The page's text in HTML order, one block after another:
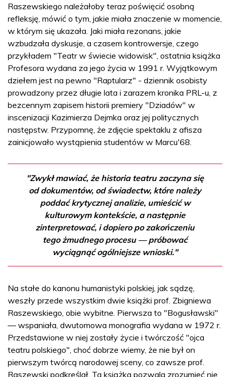
Raszewskiego należałoby teraz poświęcić osobną
refleksję, mówić o tym, jakie miała znaczenie w momencie,
w którym się ukazała. Jaki miała rezonans, jakie
wzbudzała dyskusje, a czasem kontrowersje, czego
przykładem "Teatr w świecie widowisk", ostatnia książka
Profesora wydana za jego życia w 1991 r. Wyjątkowym
dziełem jest na pewno "Raptularz" - dziennik osobisty
prowadzony przez długie lata i zarazem kronika PRL-u, z
bezcennym zapisem historii premiery "Dziadów" w
inscenizacji Kazimierza Dejmka oraz jej politycznych
następstw. Przypomnę, że zdjęcie spektaklu z afisza
zainicjowało wystąpienia studentów w Marcu'68.
"Zwykł mawiać, że historia teatru zaczyna się
od dokumentów, od świadectw, które należy
poddać krytycznej analizie, umieścić w
kulturowym kontekście, a następnie
zinterpretować, i dopiero po zakończeniu
tego żmudnego procesu — próbować
wyciągnąć ogólniejsze wnioski."
Na stałe do kanonu humanistyki polskiej, jak sądzę,
weszły przede wszystkim dwie książki prof. Zbigniewa
Raszewskiego, obie wybitne. Pierwsza to "Bogusławski"
— wspaniała, dwutomowa monografia wydana w 1972 r.
Przedstawione w niej zostały życie i twórczość "ojca
teatru polskiego", choć dobrze wiemy, że nie był on
pierwszym twórcą narodowej sceny, co zawsze prof.
Raszewski podkreślał. Ta książka pozwala zrozumieć nie